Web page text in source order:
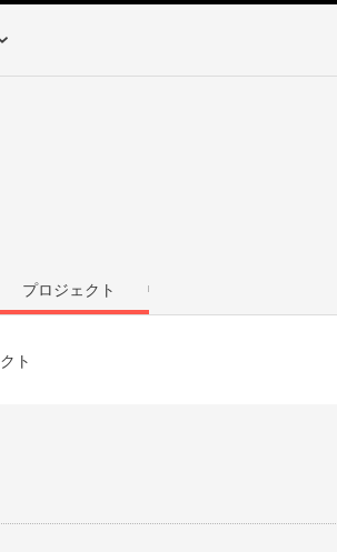
プロジェクト
ト